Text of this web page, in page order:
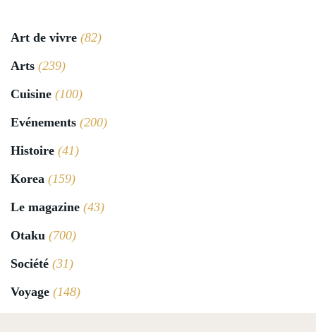
Art de vivre (82)
Arts (239)
Cuisine (100)
Evénements (200)
Histoire (41)
Korea (159)
Le magazine (43)
Otaku (700)
Société (31)
Voyage (148)